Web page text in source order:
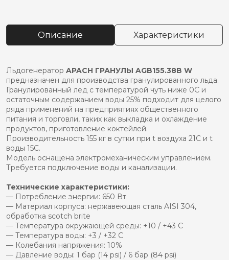
гранулы
agb155.38b
w
Описание Характеристики
Льдогенератор APACH ГРАНУЛЫ AGB155.38B W
предназначен для производства гранулированного льда.
Гранулированный лед с температурой чуть ниже 0C и
остаточным содержанием воды 25% подходит для целого
ряда применений на предприятиях общественного
питания и торговли, таких как выкладка и охлаждение
продуктов, приготовление коктейлей.
Производительность 155 кг в сутки при t воздухa 21C и t
воды 15C.
Модель оснащена электромеханическим управлением.
Требуется подключение воды и канализации.
Технические характеристики:
— Потребление энергии: 650 Вт
— Материал корпуса: нержавеющая сталь AISI 304,
обработка scotch brite
— Температура окружающей среды: +10 / +43 C
— Температура воды: +3 / +32 C
— Колебания напряжения: 10%
— Давление воды: 1 бар (14 psi) / 6 бар (84 psi)